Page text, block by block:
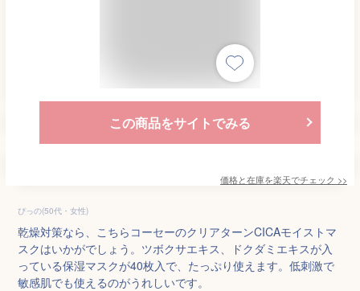
この商品をサイトでみる
価格と在庫を楽天でチェック >>
ぴっの(50代・女性)
乾燥対策なら、こちらコーセーのクリアターンCICAモイストマ
スクはいかがでしょう。ツボクサエキス、ドクダミエキスが入
っている保湿マスクが40枚入で、たっぷり使えます。低刺激で
敏感肌でも使えるのがうれしいです。